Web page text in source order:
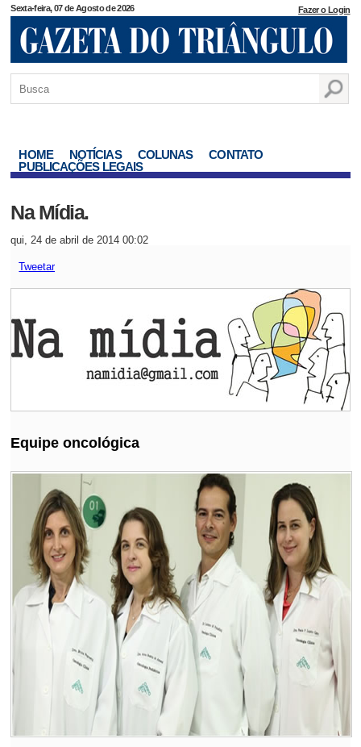
Sexta-feira, 07 de Agosto de 2026 Fazer o Login
HOME NOTÍCIAS COLUNAS
CONTATO
PUBLICAÇÕES LEGAIS
Na Mídia.
qui, 24 de abril de 2014 00:02
Tweetar
Equipe oncológica